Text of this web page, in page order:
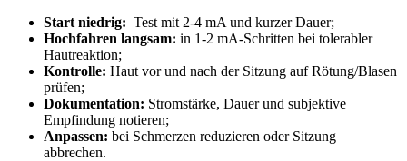
Start niedrig: ‌ Test ‌mit 2-4 mA und kurzer Dauer;
Hochfahren‍ langsam: in ​1-2 mA‑Schritten bei tolerabler
Hautreaktion;
Kontrolle: Haut‌ vor und⁢ nach der Sitzung auf Rötung/Blasen
prüfen;
Dokumentation: Stromstärke, Dauer ⁢und⁣ subjektive
Empfindung notieren;
Anpassen: bei​ Schmerzen reduzieren oder Sitzung​
abbrechen.